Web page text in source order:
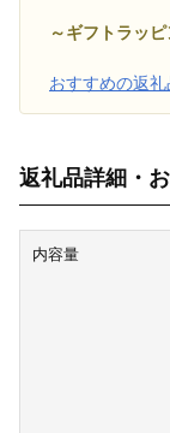
～ギフトラッ
おすすめの返
返礼品詳細・
内容量